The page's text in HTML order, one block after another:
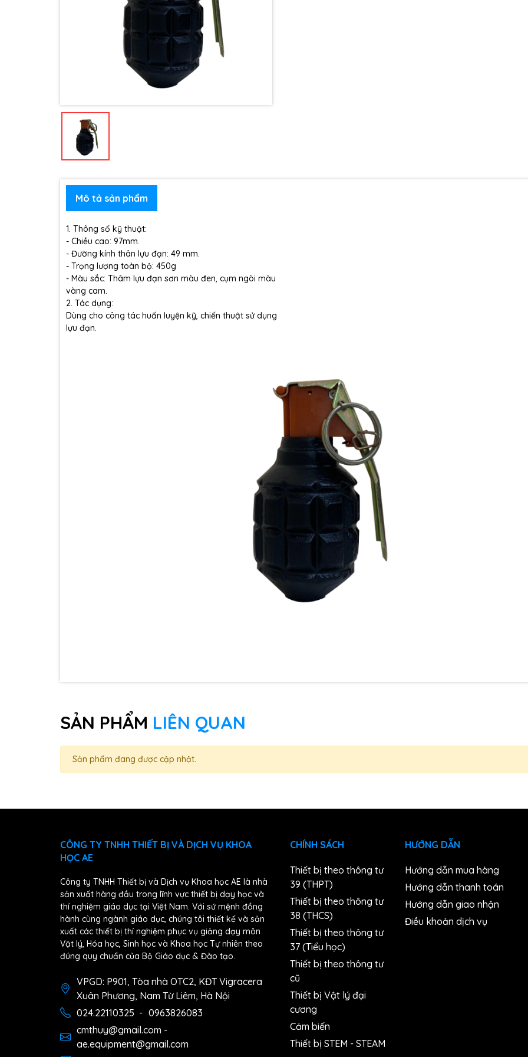
Mô tả sản phẩm
1. Thông số kỹ thuật:
- Chiều cao: 97mm.
- Đường kính thân lựu đạn: 49 mm.
- Trọng lượng toàn bộ: 450g
- Màu sắc: Thâm lựu đạn sơn màu đen, cụm ngòi màu
vàng cam.
2. Tác dụng:
Dùng cho công tác huấn luyện kỹ, chiến thuật sử dụng
lựu đạn.
SẢN PHẨM LIÊN QUAN
Sản phẩm đang được cập nhật.
CÔNG TY TNHH THIẾT BỊ VÀ DỊCH VỤ KHOA
HỌC AE
Công ty TNHH Thiết bị và Dịch vụ Khoa học AE là nhà
sản xuất hàng đầu trong lĩnh vực thiết bị dạy học và
thí nghiệm giáo dục tại Việt Nam. Với sứ mệnh đồng
hành cùng ngành giáo dục, chúng tôi thiết kế và sản
xuất các thiết bị thí nghiệm phục vụ giảng dạy môn
Vật lý, Hóa học, Sinh học và Khoa học Tự nhiên theo
đúng quy chuẩn của Bộ Giáo dục & Đào tạo.
VPGD: P901, Tòa nhà OTC2, KĐT Vigracera
Xuân Phương, Nam Từ Liêm, Hà Nội
024.22110325 - 0963826083
cmthuy@gmail.com -
ae.equipment@gmail.com
CHÍNH SÁCH
Thiết bị theo thông tư
39 (THPT)
Thiết bị theo thông tư
38 (THCS)
Thiết bị theo thông tư
37 (Tiểu học)
Thiết bị theo thông tư
cũ
Thiết bị Vật lý đại
cương
Cảm biến
Thiết bị STEM - STEAM
HƯỚNG DẪN
Hướng dẫn mua hàng
Hướng dẫn thanh toán
Hướng dẫn giao nhận
Điều khoản dịch vụ